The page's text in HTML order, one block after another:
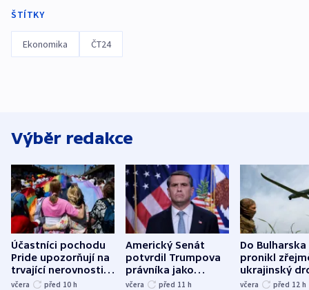
ŠTÍTKY
Ekonomika ČT24
Výběr redakce
Účastníci pochodu
Pride upozorňují na
trvající nerovnosti i
společenskou
včera před 10 h
Americký Senát
potvrdil Trumpova
právníka jako
ministra
včera před 11 h
Do Bulharska
pronikl
ukrajinský
explodoval
včera před 12 h